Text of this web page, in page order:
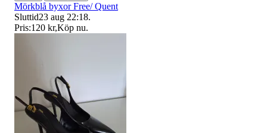
Mörkblå byxor Free/ Quent
Sluttid23 aug 22:18.
Pris:120 kr,Köp nu.